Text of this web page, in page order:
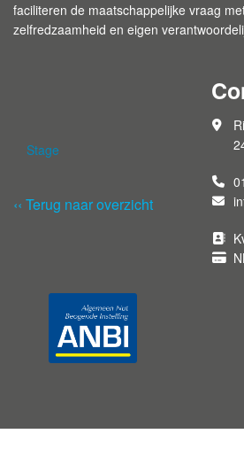
‹‹ Terug naar overzicht
faciliteren de maatschappelijke vraag
zelfredzaamheid en eigen
Stage